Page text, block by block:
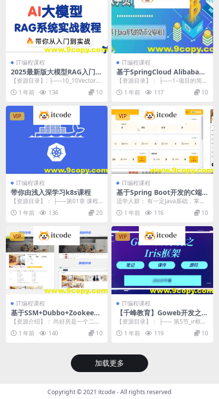
IT编程课程
2025最新版大模型RAG入门到
精通实战教程
【资源目录】: ├──10_10VectorSt
ore向量存储与检索.mp4 3...
1 年前 134 10
IT编程课程
基于SpringCloud Alibaba微
服务实战开发《数字货币交易
平台》资料完整
【资源目录】： ├──1–项目的简介
| ├──1-项目的简介.mp4 83.1...
1 年前 117 10
VIP
IT编程课程
带你由浅入深学习k8s课程
【资源目录】： ├──第01章 课程
简介&&自我介绍 | ├──...
1 年前 136 20
VIP
IT编程课程
基于Spring Boot开发的C端
应用的外卖入门级实战项目
（代码、视频、PPT）完整
适学人群： 有一定Java基础，掌握J
ava web、Mysql、SSM框架的人...
1 年前 116 10
VIP
IT编程课程
基于SSM+Dubbo+Zookeepe
r架构实战 《尚好房》二手房
管理平台项目（工具、资料、
视频）完整
【资源介绍】： 尚好房是一个二手
房管理服务平台，开放优质资源和
线上能力，聚合线上...
1 年前 140 10
VIP
IT编程课程
【千峰教育】Goweb开发之Ir
is框架实战
【资源目录】： ├── 第5节_ir框架
设置操作.mp4 ├── 第9节_项目
文...1 年前 119 10
加载更多
Copyright © 2021 itcode- All rights reserved